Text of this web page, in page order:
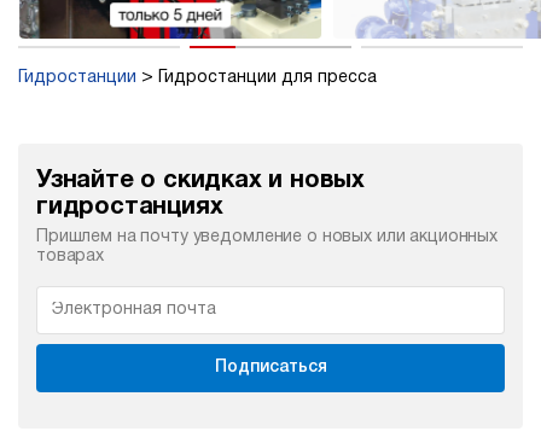
Гидростанции Гидростанции для пресса
Узнайте о скидках и новых
гидростанциях
Пришлем на почту уведомление о новых или акционных
товарах
Подписаться